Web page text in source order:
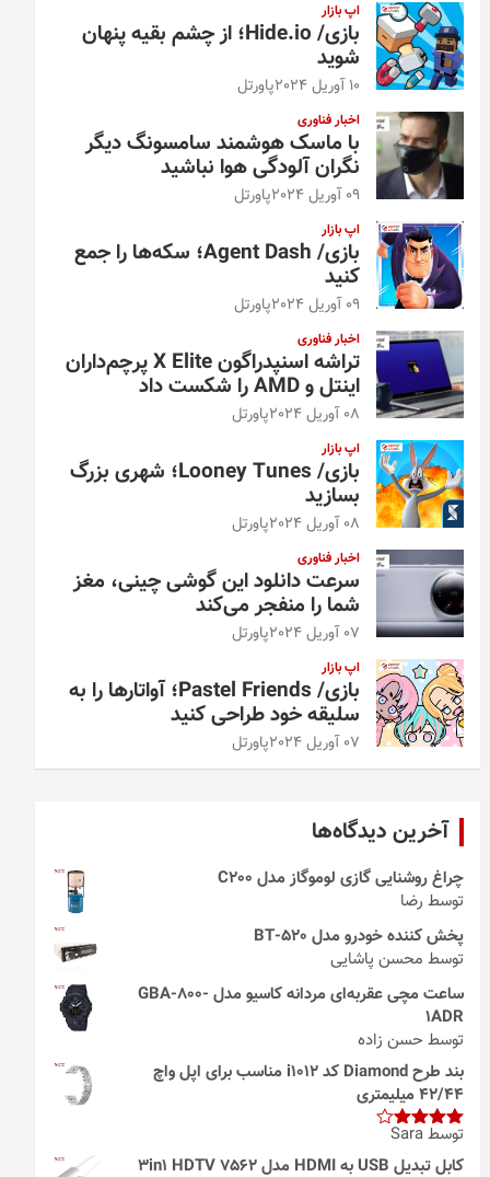
اپ بازار
بازی/ Hide.io؛ از چشم بقیه پنهان
شوید
10 آوریل 2024 پاورتل
اخبار فناوری
با ماسک هوشمند سامسونگ دیگر
نگران آلودگی هوا نباشید
09 آوریل 2024 پاورتل
اپ بازار
بازی/ Agent Dash؛ سکه‌ها را جمع
کنید
09 آوریل 2024 پاورتل
اخبار فناوری
تراشه اسنپدراگون X Elite پرچم‌داران
اینتل و AMD را شکست داد
08 آوریل 2024 پاورتل
اپ بازار
بازی/ Looney Tunes؛ شهری بزرگ
بسازید
08 آوریل 2024 پاورتل
اخبار فناوری
سرعت دانلود این گوشی چینی، مغز
شما را منفجر می‌کند
07 آوریل 2024 پاورتل
اپ بازار
بازی/ Pastel Friends؛ آواتارها را به
سلیقه خود طراحی کنید
07 آوریل 2024 پاورتل
آخرین دیدگاه‌ها
چراغ روشنایی گازی لوموگاز مدل C200
توسط رضا
پخش کننده خودرو مدل 520-BT
توسط محسن پاشایی
ساعت مچی عقربه‌ای مردانه کاسیو مدل GBA-800-
1ADR
توسط حسن زاده
بند طرح Diamond کد i1012 مناسب برای اپل واچ
42/44 میلیمتری
امتیاز4
از 5
توسط Sara
کابل تبدیل USB به HDMI مدل 3in1 HDTV 7562